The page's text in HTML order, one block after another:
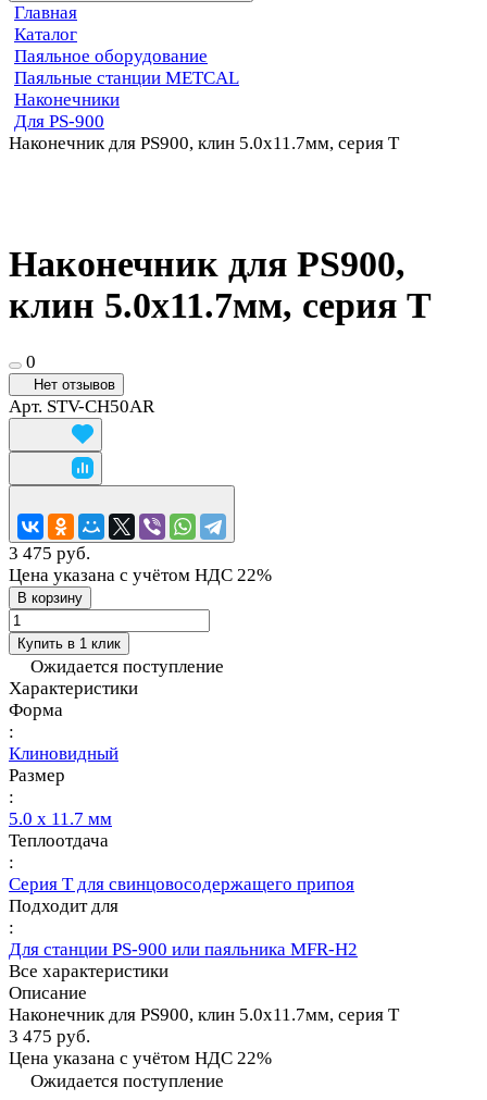
Главная
Каталог
Паяльное оборудование
Паяльные станции METCAL
Наконечники
Для PS-900
Наконечник для PS900, клин 5.0х11.7мм, серия T
Наконечник для PS900,
клин 5.0х11.7мм, серия T
0
Нет отзывов
Арт. STV-CH50AR
3 475 руб.
Цена указана с учётом НДС 22%
В корзину
Купить в 1 клик
Ожидается поступление
Характеристики
Форма
:
Клиновидный
Размер
:
5.0 х 11.7 мм
Теплоотдача
:
Серия T для свинцовосодержащего припоя
Подходит для
:
Для станции PS-900 или паяльника MFR-H2
Все характеристики
Описание
Наконечник для PS900, клин 5.0х11.7мм, серия T
3 475 руб.
Цена указана с учётом НДС 22%
Ожидается поступление